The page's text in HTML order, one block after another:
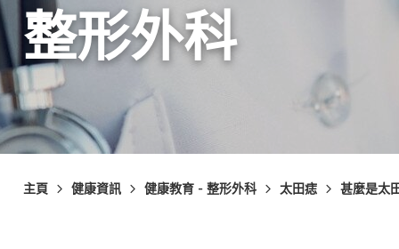
整形外科
主頁 健康資訊 健康教育 - 整形外科 太田痣 甚麼是太